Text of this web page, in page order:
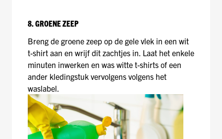
8. GROENE ZEEP
Breng de groene zeep op de gele vlek in een wit
t-shirt aan en wrijf dit zachtjes in. Laat het enkele
minuten inwerken en was witte t-shirts of een
ander kledingstuk vervolgens volgens het
waslabel.